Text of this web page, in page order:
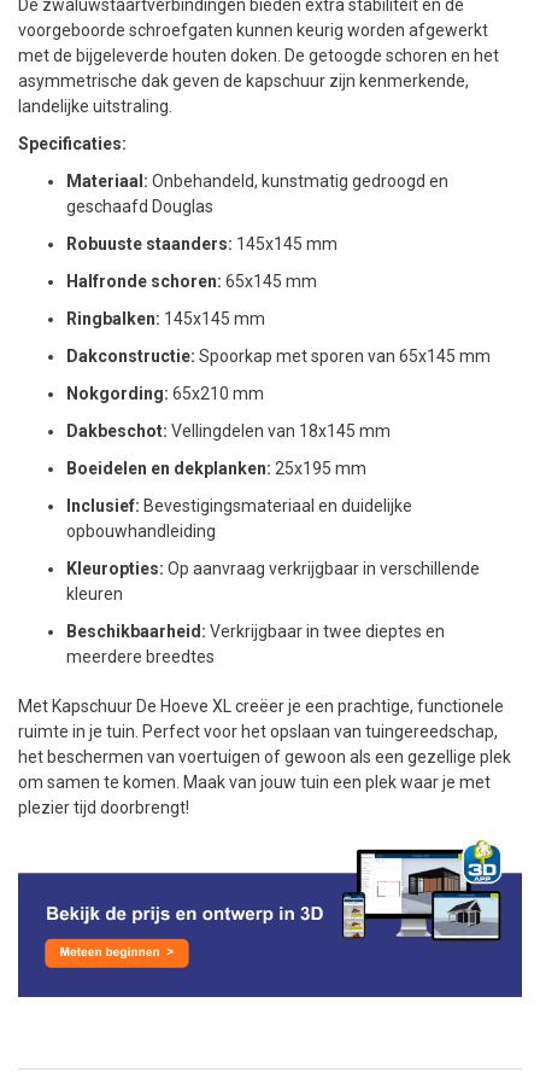
De zwaluwstaartverbindingen bieden extra stabiliteit en de
voorgeboorde schroefgaten kunnen keurig worden afgewerkt
met de bijgeleverde houten doken. De getoogde schoren en het
asymmetrische dak geven de kapschuur zijn kenmerkende,
landelijke uitstraling.
Specificaties:
Materiaal: Onbehandeld, kunstmatig gedroogd en
geschaafd Douglas
Robuuste staanders: 145x145 mm
Halfronde schoren: 65x145 mm
Ringbalken: 145x145 mm
Dakconstructie: Spoorkap met sporen van 65x145 mm
Nokgording: 65x210 mm
Dakbeschot: Vellingdelen van 18x145 mm
Boeidelen en dekplanken: 25x195 mm
Inclusief: Bevestigingsmateriaal en duidelijke
opbouwhandleiding
Kleuropties: Op aanvraag verkrijgbaar in verschillende
kleuren
Beschikbaarheid: Verkrijgbaar in twee dieptes en
meerdere breedtes
Met Kapschuur De Hoeve XL creëer je een prachtige, functionele
ruimte in je tuin. Perfect voor het opslaan van tuingereedschap,
het beschermen van voertuigen of gewoon als een gezellige plek
om samen te komen. Maak van jouw tuin een plek waar je met
plezier tijd doorbrengt!